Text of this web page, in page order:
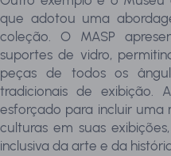
que adotou uma
coleção. O MASP
suportes de vidro,
peças de todos os
tradicionais de exibição.
esforçado para incluir uma
culturas em suas
inclusiva da arte e da